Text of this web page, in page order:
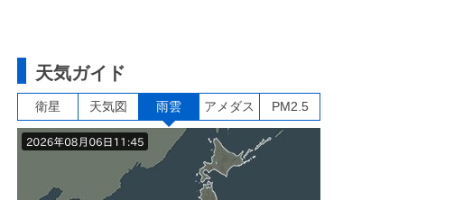
天気ガイド
衛星 天気図 雨雲 アメダス PM2.5